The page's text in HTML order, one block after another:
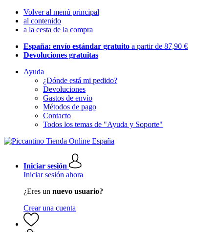
Volver al menú principal
al contenido
a la cesta de la compra
España: envío estándar gratuito a partir de 87,90 €
Devoluciones gratuitas
Ayuda
¿Dónde está mi pedido?
Devoluciones
Gastos de envío
Métodos de pago
Contacto
Todos los temas de "Ayuda y Soporte"
Iniciar sesión
Iniciar sesión ahora
¿Eres un nuevo usuario?
Crear una cuenta